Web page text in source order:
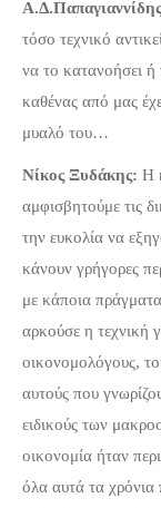
τόσο τεχνικό
να το κατανοήσει ή
καθένας από μας
μυαλό του…
Νίκος Ξυδάκης: Η
αμφισβητούμε τις
την ευκολία να
κάνουν γρήγορες
με κάποια
αρκούσε η τεχνική
οικονομολόγους,
αυτούς που
ειδικούς των
οικονομία ήταν
όλα αυτά τα χρόνια